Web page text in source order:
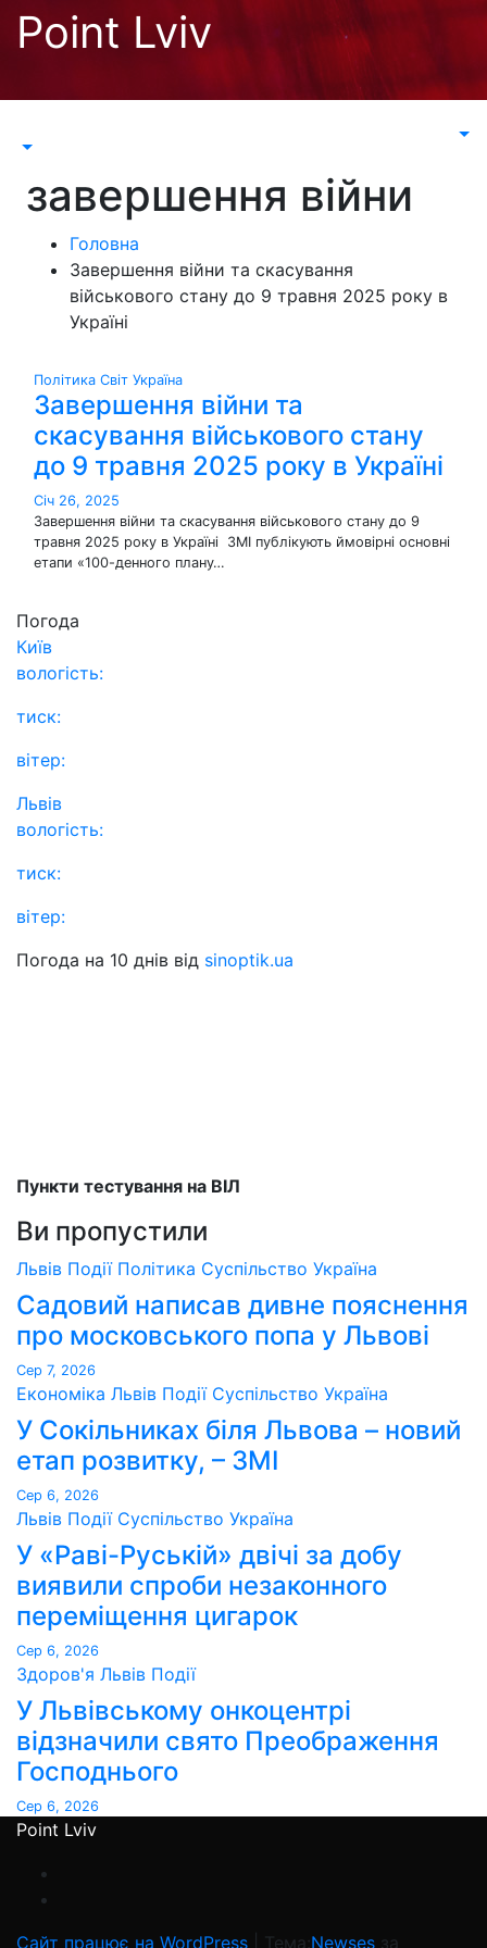
Перейти
Point Lviv
завершення війни
Головна
Завершення війни та скасування
військового стану до 9 травня 2025 року в
Україні
Політика Світ Україна
Завершення війни та
скасування військового стану
до 9 травня 2025 року в Україні
Січ 26, 2025
Завершення війни та скасування військового стану до 9
травня 2025 року в Україні ЗМІ публікують ймовірні основні
етапи «100-денного плану…
Погода
Київ
вологість:
тиск:
вітер:
Львів
вологість:
тиск:
вітер:
Погода на 10 днів від sinoptik.ua
Пункти тестування на ВІЛ
Ви пропустили
Львів Події Політика Суспільство Україна
Садовий написав дивне пояснення
про московського попа у Львові
Сер 7, 2026
Економіка Львів Події Суспільство Україна
У Сокільниках біля Львова – новий
етап розвитку, – ЗМІ
Сер 6, 2026
Львів Події Суспільство Україна
У «Раві-Руській» двічі за добу
виявили спроби незаконного
переміщення цигарок
Сер 6, 2026
Здоров'я Львів Події
У Львівському онкоцентрі
відзначили свято Преображення
Господнього
Сер 6, 2026
Point Lviv
Сайт працює на WordPress Тема:Newses за